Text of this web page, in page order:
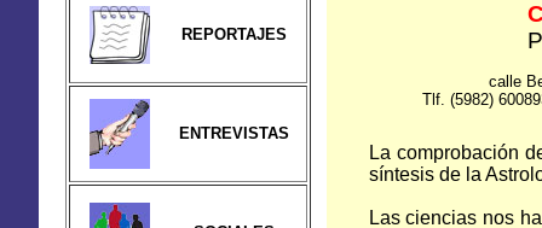
REPORTAJES
ENTREVISTAS
calle
Tlf. (5982)
La comprobación
síntesis de la
Las ciencias nos